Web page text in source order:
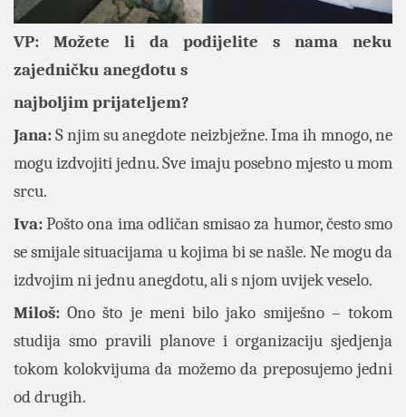
VP: Možete li da podijelite s nama neku
zajedničku anegdotu s
najboljim prijateljem?
Jana: S njim su anegdote neizbježne. Ima ih mnogo, ne
mogu izdvojiti jednu. Sve imaju posebno mjesto u mom
srcu.
Iva: Pošto ona ima odličan smisao za humor, često smo
se smijale situacijama u kojima bi se našle. Ne mogu da
izdvojim ni jednu anegdotu, ali s njom uvijek veselo.
Miloš: Ono što je meni bilo jako smiješno – tokom
studija smo pravili planove i organizaciju sjedjenja
tokom kolokvijuma da možemo da preposujemo jedni
od drugih.